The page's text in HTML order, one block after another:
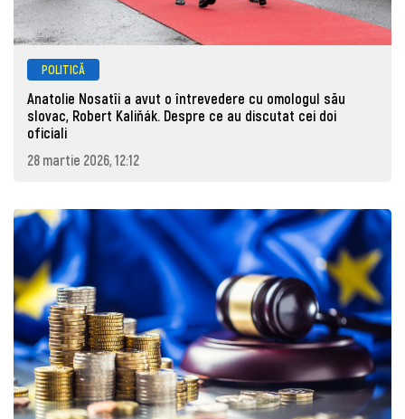
POLITICĂ
Anatolie Nosatîi a avut o întrevedere cu omologul său
slovac, Robert Kaliňák. Despre ce au discutat cei doi
oficiali
28 martie 2026, 12:12